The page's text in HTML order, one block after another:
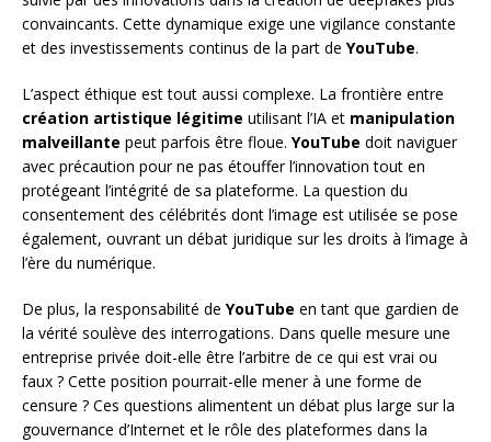
convaincants. Cette dynamique exige une vigilance constante
et des investissements continus de la part de YouTube.
L’aspect éthique est tout aussi complexe. La frontière entre
création artistique légitime utilisant l’IA et manipulation
malveillante peut parfois être floue. YouTube doit naviguer
avec précaution pour ne pas étouffer l’innovation tout en
protégeant l’intégrité de sa plateforme. La question du
consentement des célébrités dont l’image est utilisée se pose
également, ouvrant un débat juridique sur les droits à l’image à
l’ère du numérique.
De plus, la responsabilité de YouTube en tant que gardien de
la vérité soulève des interrogations. Dans quelle mesure une
entreprise privée doit-elle être l’arbitre de ce qui est vrai ou
faux ? Cette position pourrait-elle mener à une forme de
censure ? Ces questions alimentent un débat plus large sur la
gouvernance d’Internet et le rôle des plateformes dans la